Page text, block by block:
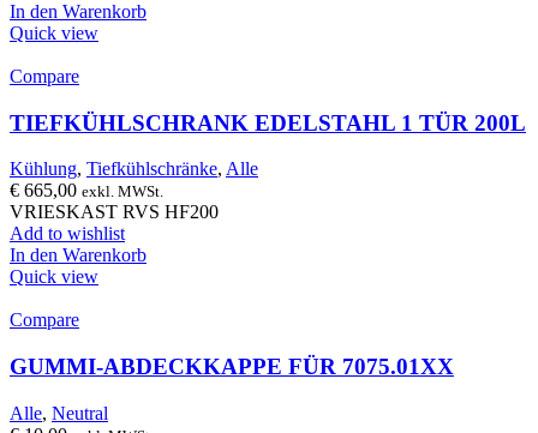
In den Warenkorb
Quick view
Compare
TIEFKÜHLSCHRANK EDELSTAHL 1 TÜR 200L
Kühlung, Tiefkühlschränke, Alle
€ 665,00 exkl. MWSt.
VRIESKAST RVS HF200
Add to wishlist
In den Warenkorb
Quick view
Compare
GUMMI-ABDECKKAPPE FÜR 7075.01XX
Alle, Neutral